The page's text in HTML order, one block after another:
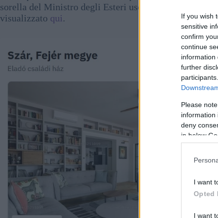
If you wish
sensitive
confirm
continue
information
further
Please
information
deny
in below
I want
Opted
I want
sorella del Ministro degli Esteri uscente, ed è detenuta
visualizzato qui.